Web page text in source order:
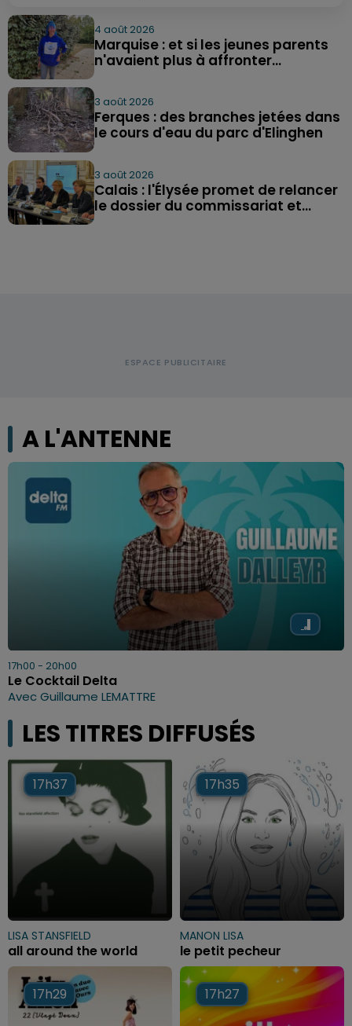
4 août 2026
Marquise : et si les jeunes parents
n'avaient plus à affronter...
3 août 2026
Ferques : des branches jetées dans
le cours d'eau du parc d'Elinghen
3 août 2026
Calais : l'Élysée promet de relancer
le dossier du commissariat et...
A L'ANTENNE
17h00 - 20h00
Le Cocktail Delta
Avec Guillaume LEMATTRE
LES TITRES DIFFUSÉS
17h37
17h37
LISA STANSFIELD
all around the world
17h35
17h35
MANON LISA
le petit pecheur
17h29
17h29 17h27
17h27